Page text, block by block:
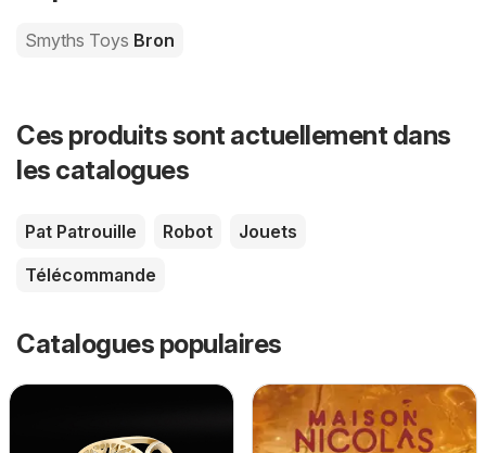
Smyths Toys Bron
Ces produits sont actuellement dans
les catalogues
Pat Patrouille Robot
Jouets
Télécommande
Catalogues populaires